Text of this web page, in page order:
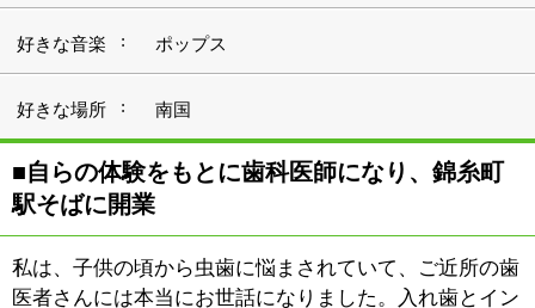
て、歯科医師になって5年になる頃だったでしょうか。
ちょうどこの場所が空いたというタイミングもあって、
『たかがい歯科クリニック』を開設しました。1998年か
ら診療をはじめましたから、もう20年近くこの地域の歯
■リラックスした雰囲気づくりを心がけ、歯科